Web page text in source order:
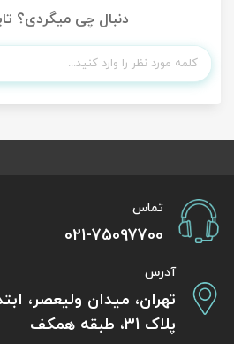
دنبال چی میگردی؟
تماس
021-75097700
آدرس
تهران، میدان ولیعصر،
پلاک 31، طبقه همکف